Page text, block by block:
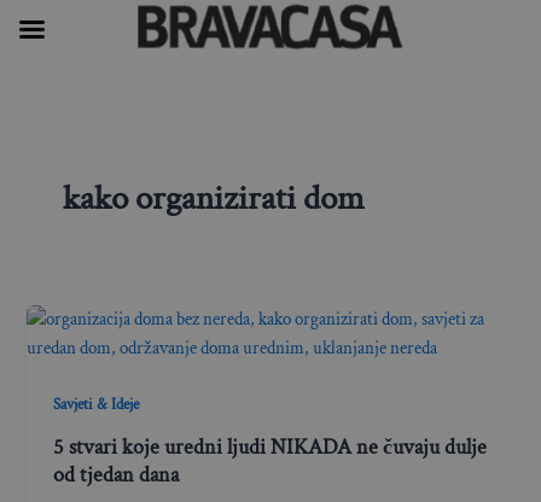
kako organizirati dom
Savjeti & Ideje
5 stvari koje uredni ljudi NIKADA ne čuvaju dulje
od tjedan dana